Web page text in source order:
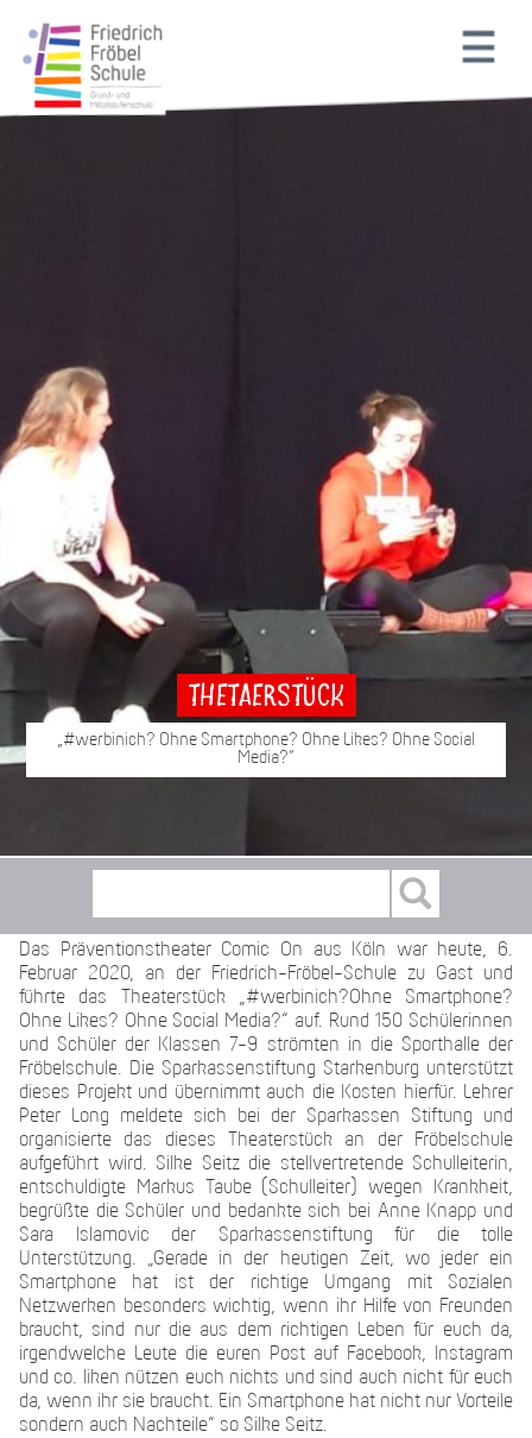
Thetaerstück
„#werbinich? Ohne Smartphone? Ohne Likes? Ohne Social
Media?“
Das Präventionstheater Comic On aus Köln war heute, 6.
Februar 2020, an der Friedrich-Fröbel-Schule zu Gast und
führte das Theaterstück „#werbinich?Ohne Smartphone?
Ohne Likes? Ohne Social Media?“ auf. Rund 150 Schülerinnen
und Schüler der Klassen 7-9 strömten in die Sporthalle der
Fröbelschule. Die Sparkassenstiftung Starkenburg unterstützt
dieses Projekt und übernimmt auch die Kosten hierfür. Lehrer
Peter Long meldete sich bei der Sparkassen Stiftung und
organisierte das dieses Theaterstück an der Fröbelschule
aufgeführt wird. Silke Seitz die stellvertretende Schulleiterin,
entschuldigte Markus Taube (Schulleiter) wegen Krankheit,
begrüßte die Schüler und bedankte sich bei Anne Knapp und
Sara Islamovic der Sparkassenstiftung für die tolle
Unterstützung. „Gerade in der heutigen Zeit, wo jeder ein
Smartphone hat ist der richtige Umgang mit Sozialen
Netzwerken besonders wichtig, wenn ihr Hilfe von Freunden
braucht, sind nur die aus dem richtigen Leben für euch da,
irgendwelche Leute die euren Post auf Facebook, Instagram
und co. liken nützen euch nichts und sind auch nicht für euch
da, wenn ihr sie braucht. Ein Smartphone hat nicht nur Vorteile
sondern auch Nachteile“ so Silke Seitz.